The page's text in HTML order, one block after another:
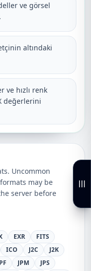
ve görsel
altındaki
ve hızlı renk
değerlerini
Uncommon
may be
server before
EXR
FITS
ICO J2C
J2K
JPM
JPS